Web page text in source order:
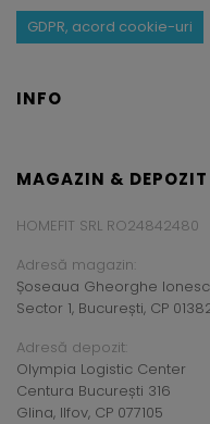
GDPR, acord cookie-uri
INFO
MAGAZIN & DEPOZIT
HOMEFIT SRL RO24842480
Adresă magazin:
Șoseaua Gheorghe
Sector 1, București, CP
Adresă depozit:
Olympia Logistic Center
Centura București 316
Glina, Ilfov, CP 077105